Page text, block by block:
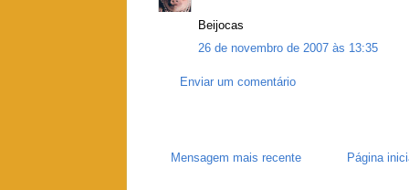
Beijocas
26 de novembro de 2007 às 13:35
Enviar um comentário
Mensagem mais recente Página